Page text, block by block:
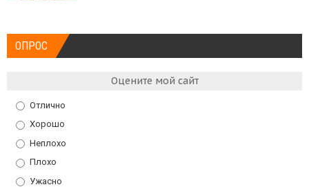
ОПРОС
Оцените мой сайт
Отлично
Хорошо
Неплохо
Плохо
Ужасно